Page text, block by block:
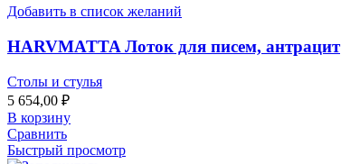
Добавить в список желаний
HARVMATTA Лоток для писем, антрацит
Столы и стулья
5 654,00 ₽
В корзину
Сравнить
Быстрый просмотр